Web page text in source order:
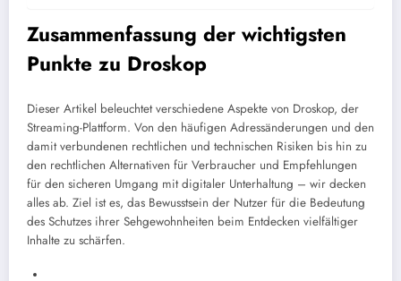
Zusammenfassung der wichtigsten
Punkte zu Droskop
Dieser Artikel beleuchtet verschiedene Aspekte von Droskop, der
Streaming-Plattform. Von den häufigen Adressänderungen und den
damit verbundenen rechtlichen und technischen Risiken bis hin zu
den rechtlichen Alternativen für Verbraucher und Empfehlungen
für den sicheren Umgang mit digitaler Unterhaltung – wir decken
alles ab. Ziel ist es, das Bewusstsein der Nutzer für die Bedeutung
des Schutzes ihrer Sehgewohnheiten beim Entdecken vielfältiger
Inhalte zu schärfen.